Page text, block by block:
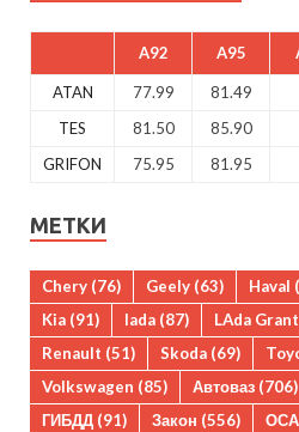
A92 A95
ATAN 77.99 81.49
TES
81.50 85.90
GRIFON
75.95 81.95
МЕТКИ
Chery (76) Geely (63) Haval
Kia (91) lada (87) LAda
Renault (51) Skoda (69)
Volkswagen (85) Автоваз (706)
ГИБДД (91) Закон (556)